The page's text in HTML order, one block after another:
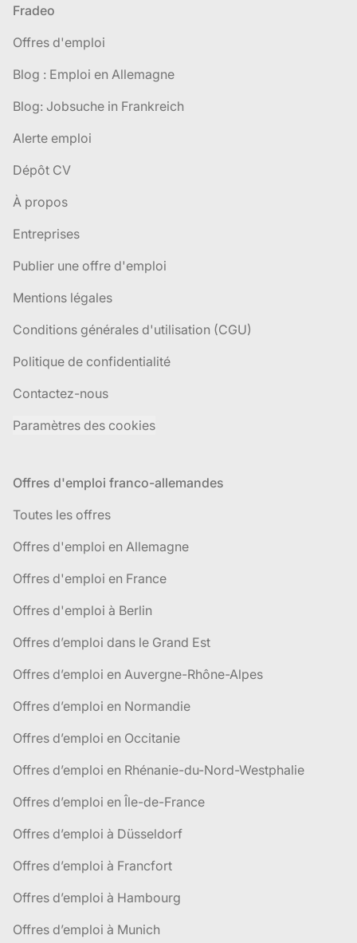
Pied de page
Fradeo
Offres d'emploi
Blog : Emploi en Allemagne
Blog: Jobsuche in Frankreich
Alerte emploi
Dépôt CV
À propos
Entreprises
Publier une offre d'emploi
Mentions légales
Conditions générales d'utilisation (CGU)
Politique de confidentialité
Contactez-nous
Paramètres des cookies
Offres d'emploi franco-allemandes
Toutes les offres
Offres d'emploi en Allemagne
Offres d'emploi en France
Offres d'emploi à Berlin
Offres d’emploi dans le Grand Est
Offres d’emploi en Auvergne-Rhône-Alpes
Offres d’emploi en Normandie
Offres d’emploi en Occitanie
Offres d’emploi en Rhénanie-du-Nord-Westphalie
Offres d’emploi en Île-de-France
Offres d’emploi à Düsseldorf
Offres d’emploi à Francfort
Offres d’emploi à Hambourg
Offres d’emploi à Munich